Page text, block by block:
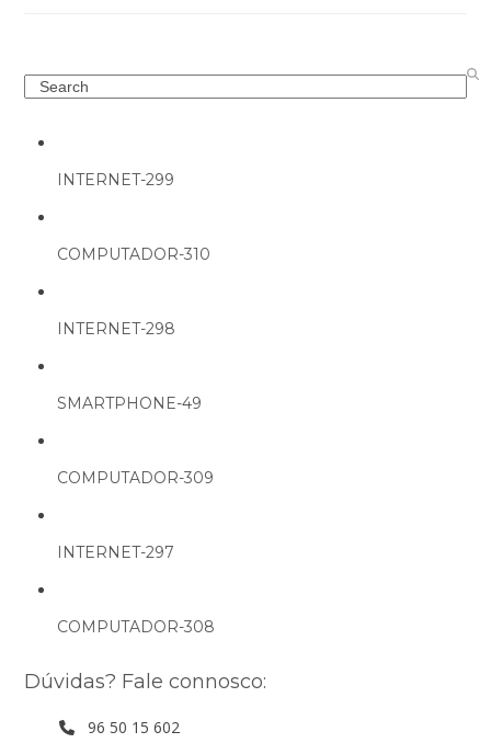
Search
INTERNET-299
COMPUTADOR-310
INTERNET-298
SMARTPHONE-49
COMPUTADOR-309
INTERNET-297
COMPUTADOR-308
Dúvidas? Fale connosco:
96 50 15 602